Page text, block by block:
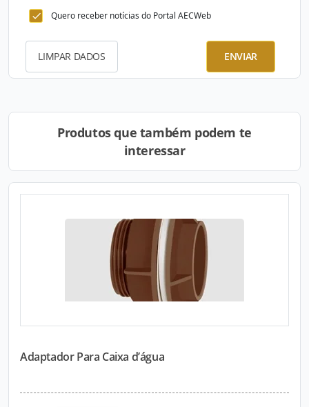
Quero receber notícias do Portal AECWeb
LIMPAR DADOS ENVIAR
Produtos que também podem te
interessar
Adaptador Para Caixa d’água